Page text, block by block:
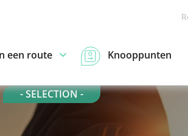
een route Knooppunten
- SELECTION -